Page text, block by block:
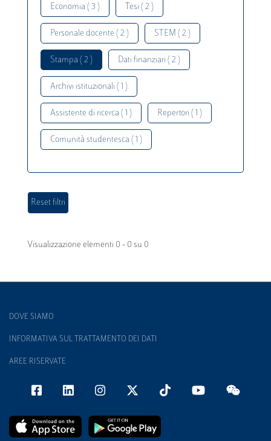
Economia ( 3 ) Tesi ( 2 )
Personale docente ( 2 ) STEM ( 2 )
Stampa ( 2 ) Dati finanziari ( 2 )
Archivi istituzionali ( 1 )
Assistente di ricerca ( 1 ) Repertori ( 1 )
Comunità studentesca ( 1 )
Visualizzazione elementi 0 - 0 su 0
DOVE SIAMO
INFORMATIVA SUL TRATTAMENTO DEI DATI
AREE RISERVATE